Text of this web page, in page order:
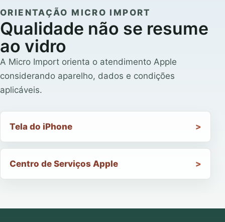
ORIENTAÇÃO MICRO IMPORT
Qualidade não se resume
ao vidro
A Micro Import orienta o atendimento Apple
considerando aparelho, dados e condições
aplicáveis.
Tela do iPhone
Centro de Serviços Apple